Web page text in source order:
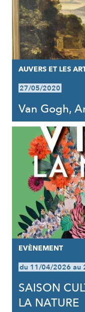
AUVERS ET LES
27/05/2020
Van Gogh,
EVÈNEMENT
du 11/04/2026 au
SAISON
LA NATURE